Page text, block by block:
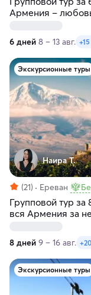
Армения –
6 дней 8 – 13 авг.
Экскурсионные туры
Наира Т.
(21) Ереван
Групповой тур за
вся Армения за
воскресеньям
8 дней 9 – 16 авг.
Экскурсионные туры